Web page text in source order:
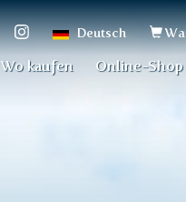
Deutsch
Wo kaufen Online-Shop